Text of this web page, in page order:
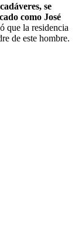
se
como José
que la residencia
de este hombre.